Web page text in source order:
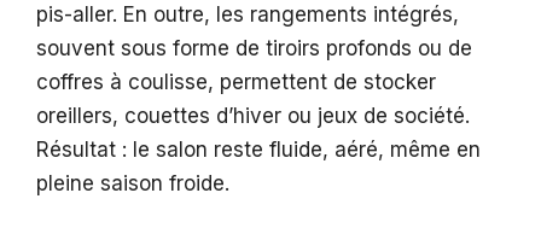
pis-aller. En outre, les rangements intégrés,
souvent sous forme de tiroirs profonds ou de
coffres à coulisse, permettent de stocker
oreillers, couettes d’hiver ou jeux de société.
Résultat : le salon reste fluide, aéré, même en
pleine saison froide.